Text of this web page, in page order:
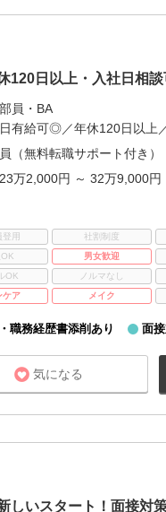
120日以上・入社日相談
員・BA
日有給可◎／年休120日以上
（無料転職サポート付き）
万2,000円 ～ 32万9,000円
登用 社割制度
男女歓迎
OK
ノルマなし
ケア
メイク
職務経歴書添削あり 面
気になる
しいスタート！面接対